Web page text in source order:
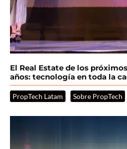
El Real Estate de los
años: tecnología en toda la
PropTech Latam Sobre PropTech